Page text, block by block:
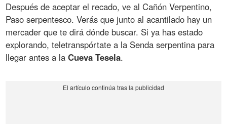
Después de aceptar el recado, ve al Cañón Verpentino,
Paso serpentesco. Verás que junto al acantilado hay un
mercader que te dirá dónde buscar. Si ya has estado
explorando, teletranspórtate a la Senda serpentina para
llegar antes a laCueva Tesela.